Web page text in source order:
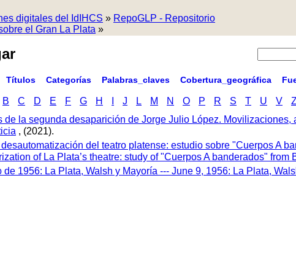
digitales del IdIHCS » RepoGLP - Repositorio
el Gran La Plata »
Títulos Categorías Palabras_claves Cobertura_geográfica
B C D E F G H J L M N O P R S T U V
Z
de la segunda desaparición de Jorge Julio López.
, (2021).
del teatro platense: estudio sobre "Cuerpos A
of La Plata’s theatre: study of "Cuerpos A banderados" from
de 1956: La Plata, Walsh y Mayoría --- June 9, 1956: La Plata,